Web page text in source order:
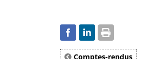
Comptes-rendus